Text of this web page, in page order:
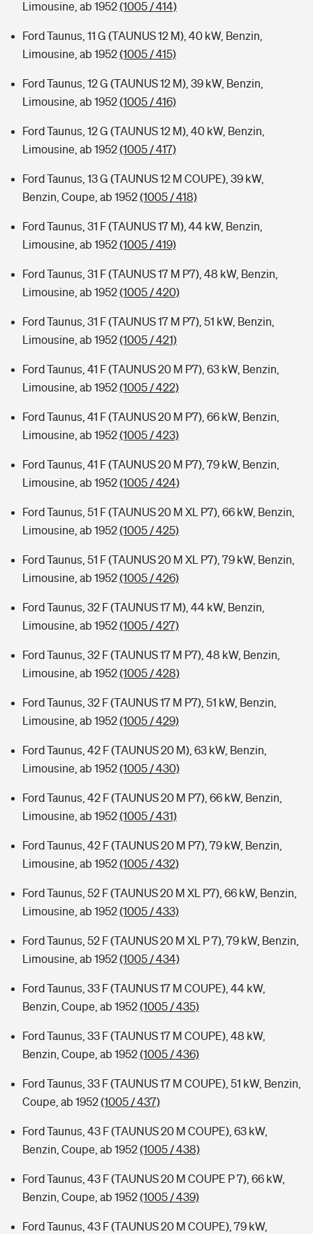
Limousine, ab 1952(1005 / 414)
Ford Taunus, 11 G (TAUNUS 12 M), 40 kW, Benzin,
Limousine, ab 1952(1005 / 415)
Ford Taunus, 12 G (TAUNUS 12 M), 39 kW, Benzin,
Limousine, ab 1952(1005 / 416)
Ford Taunus, 12 G (TAUNUS 12 M), 40 kW, Benzin,
Limousine, ab 1952(1005 / 417)
Ford Taunus, 13 G (TAUNUS 12 M COUPE), 39 kW,
Benzin, Coupe, ab 1952(1005 / 418)
Ford Taunus, 31 F (TAUNUS 17 M), 44 kW, Benzin,
Limousine, ab 1952(1005 / 419)
Ford Taunus, 31 F (TAUNUS 17 M P7), 48 kW, Benzin,
Limousine, ab 1952(1005 / 420)
Ford Taunus, 31 F (TAUNUS 17 M P7), 51 kW, Benzin,
Limousine, ab 1952(1005 / 421)
Ford Taunus, 41 F (TAUNUS 20 M P7), 63 kW, Benzin,
Limousine, ab 1952(1005 / 422)
Ford Taunus, 41 F (TAUNUS 20 M P7), 66 kW, Benzin,
Limousine, ab 1952(1005 / 423)
Ford Taunus, 41 F (TAUNUS 20 M P7), 79 kW, Benzin,
Limousine, ab 1952(1005 / 424)
Ford Taunus, 51 F (TAUNUS 20 M XL P7), 66 kW, Benzin,
Limousine, ab 1952(1005 / 425)
Ford Taunus, 51 F (TAUNUS 20 M XL P7), 79 kW, Benzin,
Limousine, ab 1952(1005 / 426)
Ford Taunus, 32 F (TAUNUS 17 M), 44 kW, Benzin,
Limousine, ab 1952(1005 / 427)
Ford Taunus, 32 F (TAUNUS 17 M P7), 48 kW, Benzin,
Limousine, ab 1952(1005 / 428)
Ford Taunus, 32 F (TAUNUS 17 M P7), 51 kW, Benzin,
Limousine, ab 1952(1005 / 429)
Ford Taunus, 42 F (TAUNUS 20 M), 63 kW, Benzin,
Limousine, ab 1952(1005 / 430)
Ford Taunus, 42 F (TAUNUS 20 M P7), 66 kW, Benzin,
Limousine, ab 1952(1005 / 431)
Ford Taunus, 42 F (TAUNUS 20 M P7), 79 kW, Benzin,
Limousine, ab 1952(1005 / 432)
Ford Taunus, 52 F (TAUNUS 20 M XL P7), 66 kW, Benzin,
Limousine, ab 1952(1005 / 433)
Ford Taunus, 52 F (TAUNUS 20 M XL P 7), 79 kW, Benzin,
Limousine, ab 1952(1005 / 434)
Ford Taunus, 33 F (TAUNUS 17 M COUPE), 44 kW,
Benzin, Coupe, ab 1952(1005 / 435)
Ford Taunus, 33 F (TAUNUS 17 M COUPE), 48 kW,
Benzin, Coupe, ab 1952(1005 / 436)
Ford Taunus, 33 F (TAUNUS 17 M COUPE), 51 kW, Benzin,
Coupe, ab 1952(1005 / 437)
Ford Taunus, 43 F (TAUNUS 20 M COUPE), 63 kW,
Benzin, Coupe, ab 1952(1005 / 438)
Ford Taunus, 43 F (TAUNUS 20 M COUPE P 7), 66 kW,
Benzin, Coupe, ab 1952(1005 / 439)
Ford Taunus, 43 F (TAUNUS 20 M COUPE), 79 kW,